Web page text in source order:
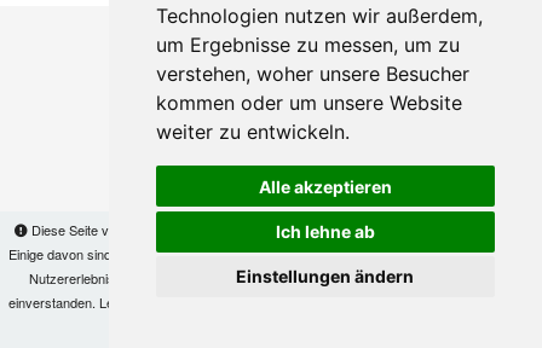
Technologien nutzen wir außerdem,
um Ergebnisse zu messen, um zu
verstehen, woher unsere Besucher
kommen oder um unsere Website
weiter zu entwickeln.
Alle akzeptieren
Ich lehne ab
Einstellungen ändern
Diese Seite verwendet Cookies, um Informationen auf Ihrem Computer zu speichern.
Einige davon sind notwendig, damit unsere Seite funktioniert, andere helfen uns dabei, das
Nutzererlebnis zu verbessern. Mit der Nutzung dieser Seite erklären Sie sich damit
einverstanden. Lesen Sie unsere